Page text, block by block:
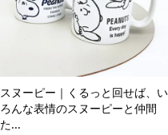
スヌーピー｜くるっと回せば、い
ろんな表情のスヌーピーと仲間
た...